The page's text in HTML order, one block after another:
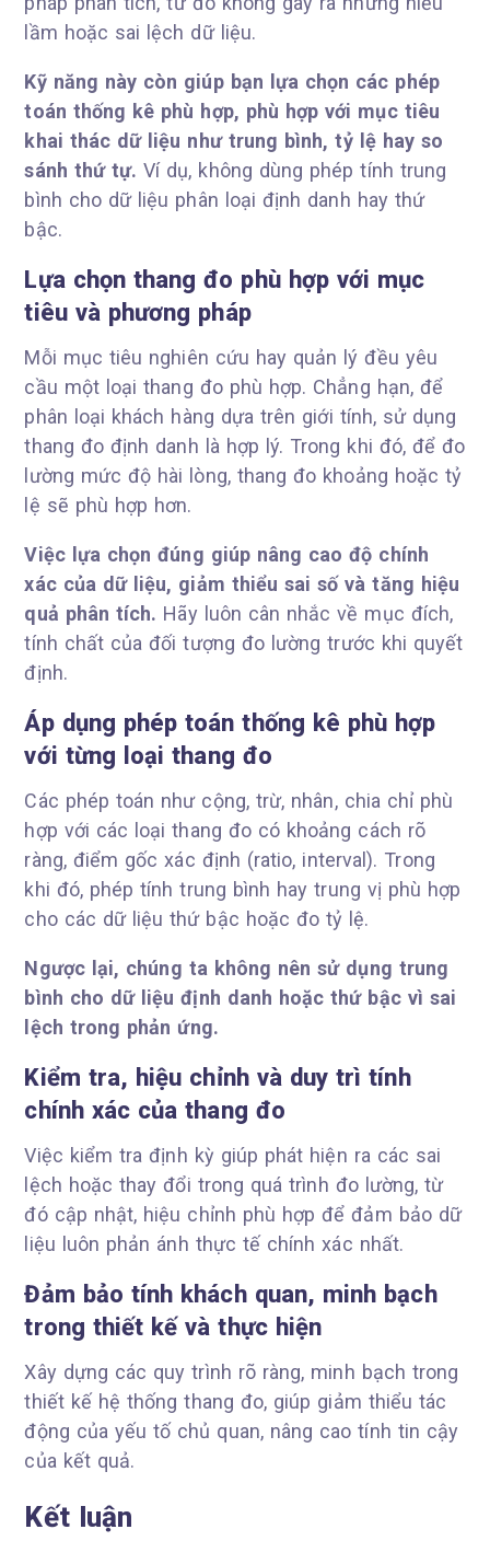
lầm hoặc sai lệch dữ liệu.
Kỹ năng này còn giúp bạn lựa chọn các phép
toán thống kê phù hợp, phù hợp với mục tiêu
khai thác dữ liệu như trung bình, tỷ lệ hay so
sánh thứ tự. Ví dụ, không dùng phép tính trung
bình cho dữ liệu phân loại định danh hay thứ
bậc.
Lựa chọn thang đo phù hợp với mục
tiêu và phương pháp
Mỗi mục tiêu nghiên cứu hay quản lý đều yêu
cầu một loại thang đo phù hợp. Chẳng hạn, để
phân loại khách hàng dựa trên giới tính, sử dụng
thang đo định danh là hợp lý. Trong khi đó, để đo
lường mức độ hài lòng, thang đo khoảng hoặc tỷ
lệ sẽ phù hợp hơn.
Việc lựa chọn đúng giúp nâng cao độ chính
xác của dữ liệu, giảm thiểu sai số và tăng hiệu
quả phân tích. Hãy luôn cân nhắc về mục đích,
tính chất của đối tượng đo lường trước khi quyết
định.
Áp dụng phép toán thống kê phù hợp
với từng loại thang đo
Các phép toán như cộng, trừ, nhân, chia chỉ phù
hợp với các loại thang đo có khoảng cách rõ
ràng, điểm gốc xác định (ratio, interval). Trong
khi đó, phép tính trung bình hay trung vị phù hợp
cho các dữ liệu thứ bậc hoặc đo tỷ lệ.
Ngược lại, chúng ta không nên sử dụng trung
bình cho dữ liệu định danh hoặc thứ bậc vì sai
lệch trong phản ứng.
Kiểm tra, hiệu chỉnh và duy trì tính
chính xác của thang đo
Việc kiểm tra định kỳ giúp phát hiện ra các sai
lệch hoặc thay đổi trong quá trình đo lường, từ
đó cập nhật, hiệu chỉnh phù hợp để đảm bảo dữ
liệu luôn phản ánh thực tế chính xác nhất.
Đảm bảo tính khách quan, minh bạch
trong thiết kế và thực hiện
Xây dựng các quy trình rõ ràng, minh bạch trong
thiết kế hệ thống thang đo, giúp giảm thiểu tác
động của yếu tố chủ quan, nâng cao tính tin cậy
của kết quả.
Kết luận